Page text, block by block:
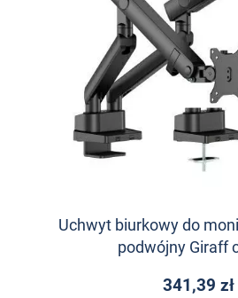
Uchwyt biurkowy do
podwójny Giraff
341,39 zł